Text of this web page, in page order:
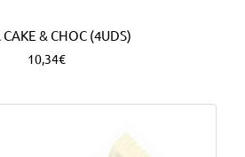
& CHOC (4UDS)
10,34€